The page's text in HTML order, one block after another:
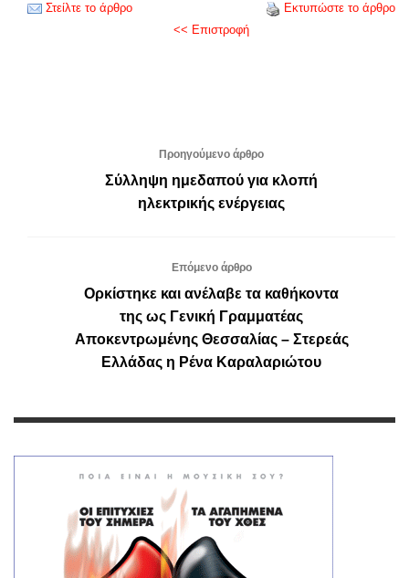
Στείλτε το άρθρο
Εκτυπώστε το άρθρο
<< Επιστροφή
Προηγούμενο άρθρο
Σύλληψη ημεδαπού για κλοπή
ηλεκτρικής ενέργειας
Επόμενο άρθρο
Ορκίστηκε και ανέλαβε τα καθήκοντα
της ως Γενική Γραμματέας
Αποκεντρωμένης Θεσσαλίας – Στερεάς
Ελλάδας η Ρένα Καραλαριώτου